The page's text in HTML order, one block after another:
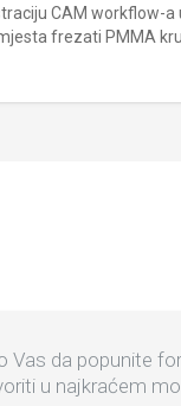
CAM workflow-a
frezati PMMA
Vas da popunite
u najkraćem